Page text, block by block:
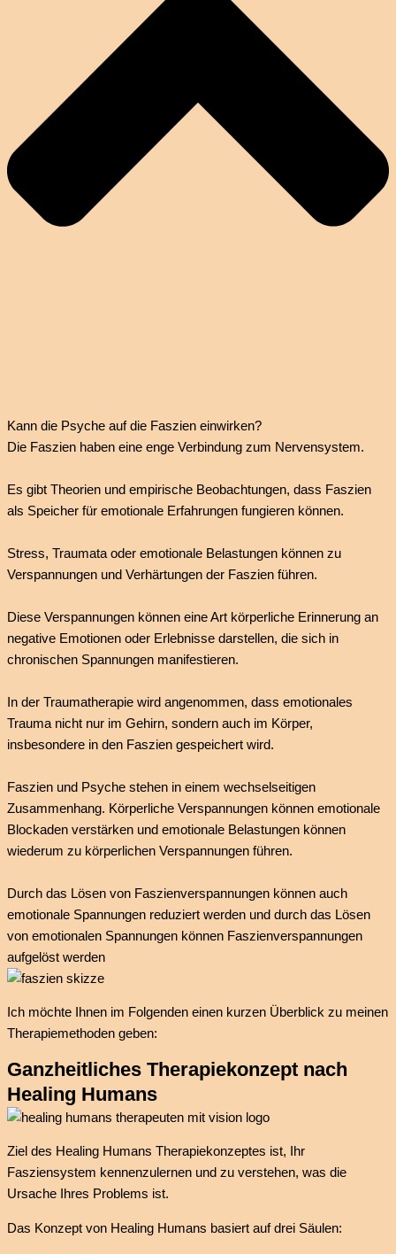
Kann die Psyche auf die Faszien einwirken?
Die Faszien haben eine enge Verbindung zum Nervensystem.
Es gibt Theorien und empirische Beobachtungen, dass Faszien
als Speicher für emotionale Erfahrungen fungieren können.
Stress, Traumata oder emotionale Belastungen können zu
Verspannungen und Verhärtungen der Faszien führen.
Diese Verspannungen können eine Art körperliche Erinnerung an
negative Emotionen oder Erlebnisse darstellen, die sich in
chronischen Spannungen manifestieren.
In der Traumatherapie wird angenommen, dass emotionales
Trauma nicht nur im Gehirn, sondern auch im Körper,
insbesondere in den Faszien gespeichert wird.
Faszien und Psyche stehen in einem wechselseitigen
Zusammenhang. Körperliche Verspannungen können emotionale
Blockaden verstärken und emotionale Belastungen können
wiederum zu körperlichen Verspannungen führen.
Durch das Lösen von Faszienverspannungen können auch
emotionale Spannungen reduziert werden und durch das Lösen
von emotionalen Spannungen können Faszienverspannungen
aufgelöst werden
Ich möchte Ihnen im Folgenden einen kurzen Überblick zu meinen
Therapiemethoden geben:
Ganzheitliches Therapiekonzept nach
Healing Humans
Ziel des Healing Humans Therapiekonzeptes ist, Ihr
Fasziensystem kennenzulernen und zu verstehen, was die
Ursache Ihres Problems ist.
Das Konzept von Healing Humans basiert auf drei Säulen: